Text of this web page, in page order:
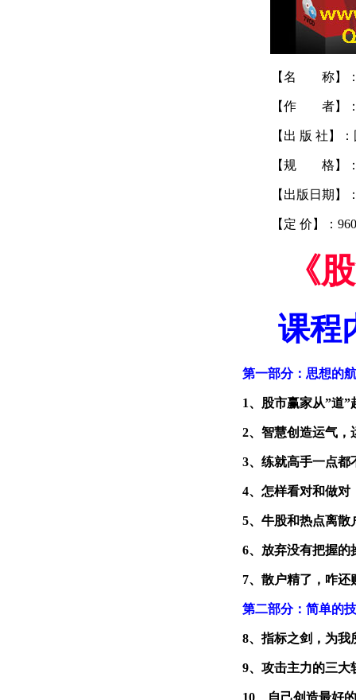
【名 称】：
【作 者】
【出 版 社】
【规 格】
【出版日期】
【定 价】：
《
课程
第一部分：思想的
1、股市赢家从”道
2、智慧创造运气，
3、练就高手一点都
4、怎样看对和做对
5、牛股和热点离散
6、放弃没有把握的
7、散户精了，咋还
第二部分：简单的
8、指标之剑，为我
9、攻击主力的三大
10、自己创造最好